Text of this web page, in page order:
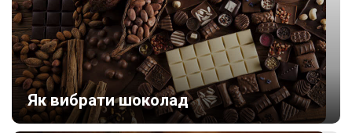
Як вибрати шоколад